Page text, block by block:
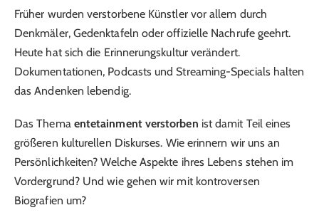
Früher wurden verstorbene Künstler vor allem durch
Denkmäler, Gedenktafeln oder offizielle Nachrufe geehrt.
Heute hat sich die Erinnerungskultur verändert.
Dokumentationen, Podcasts und Streaming-Specials halten
das Andenken lebendig.
Das Thema entetainment verstorben ist damit Teil eines
größeren kulturellen Diskurses. Wie erinnern wir uns an
Persönlichkeiten? Welche Aspekte ihres Lebens stehen im
Vordergrund? Und wie gehen wir mit kontroversen
Biografien um?